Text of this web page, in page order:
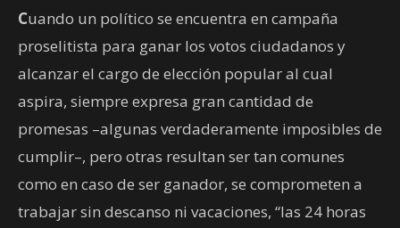
Cuando un político se encuentra en campaña
proselitista para ganar los votos ciudadanos y
alcanzar el cargo de elección popular al cual
aspira, siempre expresa gran cantidad de
promesas –algunas verdaderamente imposibles de
cumplir–, pero otras resultan ser tan comunes
como en caso de ser ganador, se comprometen a
trabajar sin descanso ni vacaciones, “las 24 horas